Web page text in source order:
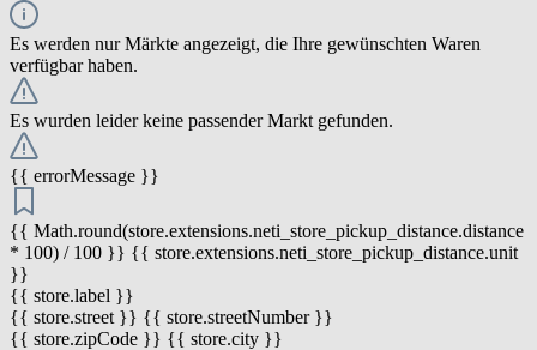
Es werden nur Märkte angezeigt, die Ihre gewünschten Waren
verfügbar haben.
Es wurden leider keine passender Markt gefunden.
{{ errorMessage }}
{{ Math.round(store.extensions.neti_store_pickup_distance.distance
* 100) / 100 }} {{ store.extensions.neti_store_pickup_distance.unit
}}
{{ store.label }}
{{ store.street }} {{ store.streetNumber }}
{{ store.zipCode }} {{ store.city }}